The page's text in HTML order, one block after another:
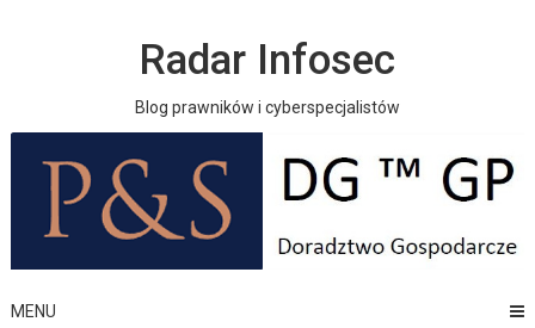
Radar Infosec
Blog prawników i cyberspecjalistów
MENU